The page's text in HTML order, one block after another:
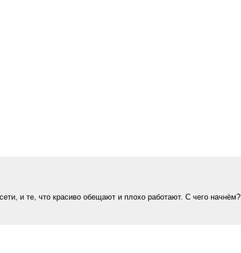
и те, что красиво обещают и плохо работают. С чего начнём?